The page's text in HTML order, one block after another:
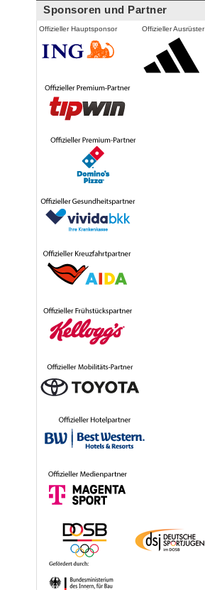
Sponsoren und Partner
Offizieller Hauptsponsor Offizieller Ausrüster